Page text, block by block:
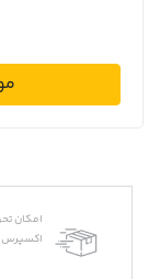
امکان
اکسپرس